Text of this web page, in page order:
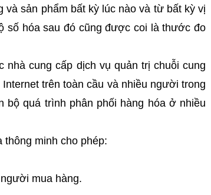
sản phẩm bất kỳ lúc nào và từ bất kỳ vị
số hóa sau đó cũng được coi là thước đo
cung cấp dịch vụ quản trị chuỗi cung
trên toàn cầu và nhiều người trong
bộ quá trình phân phối hàng hóa ở nhiều
minh cho phép:
mua hàng.